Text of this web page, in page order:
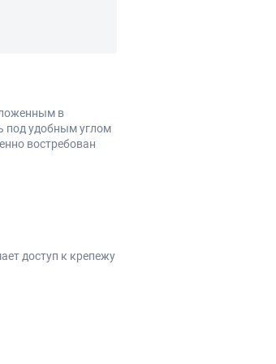
в
под удобным углом
востребован
доступ к крепежу